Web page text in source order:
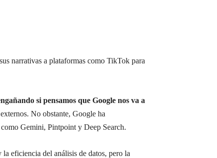
narrativas a plataformas como TikTok para
si pensamos que Google nos va a
No obstante, Google ha
Gemini, Pintpoint y Deep Search.
eficiencia del análisis de datos, pero la